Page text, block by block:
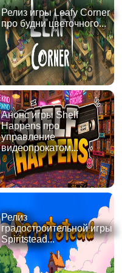
Релиз игры Leafy Corner
про будни цветочного...
Анонс игры Shelf
Happens про
управление
видеопрокатом...
Релиз
градостроительной игры
Spiritstead...